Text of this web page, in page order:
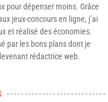
pour dépenser moins. Grâce
jeux-concours en ligne, j’ai
et réalisé des économies.
par les bons plans dont je
rédactrice web.